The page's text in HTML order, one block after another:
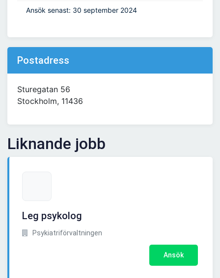
Ansök senast: 30 september 2024
Postadress
Sturegatan 56
Stockholm, 11436
Liknande jobb
Leg psykolog
Psykiatriförvaltningen
Ansök